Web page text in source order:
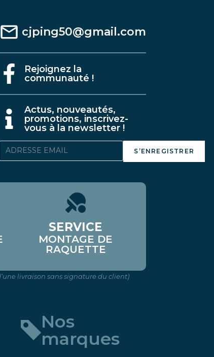
cjping50@gmail.com
Rejoignez la
communauté !
Actus, nouveautés,
promotions, inscrivez-
vous à la newsletter !
S’ENREGISTRER
SERVICE
MONTAGE DE
RAQUETTE
livraison sans signature du client)
Nos
marques